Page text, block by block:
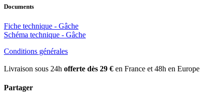
Documents
Fiche technique - Gâche
Schéma technique - Gâche
Conditions générales
Livraison sous 24h offerte dès 29 € en France et 48h en Europe
Partager